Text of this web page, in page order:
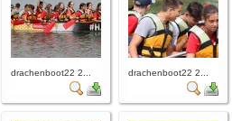
drachenboot22 2... drachenboot22 2...